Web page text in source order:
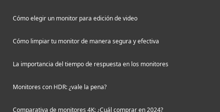
Cómo elegir un monitor para edición de video
Cómo limpiar tu monitor de manera segura y efectiva
La importancia del tiempo de respuesta en los monitores
Monitores con HDR: ¿vale la pena?
Comparativa de monitores 4K: ¿Cuál comprar en 2024?